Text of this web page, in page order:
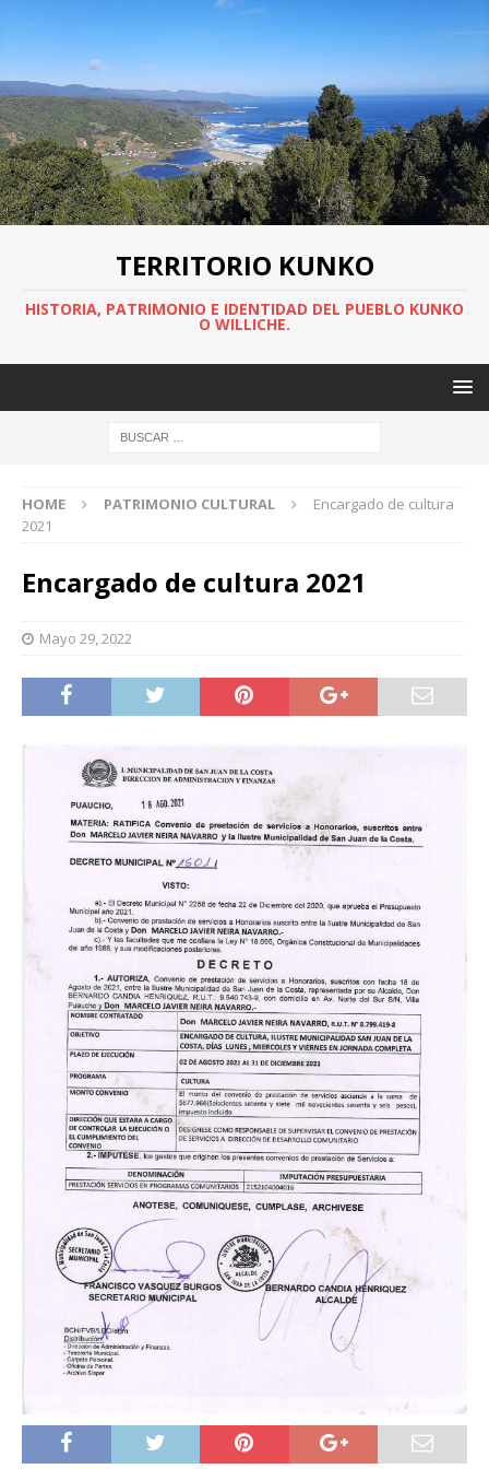
TERRITORIO KUNKO
HISTORIA, PATRIMONIO E IDENTIDAD DEL PUEBLO KUNKO
O WILLICHE.
HOME PATRIMONIO CULTURAL
Encargado de cultura
2021
Encargado de cultura 2021
Mayo 29, 2022